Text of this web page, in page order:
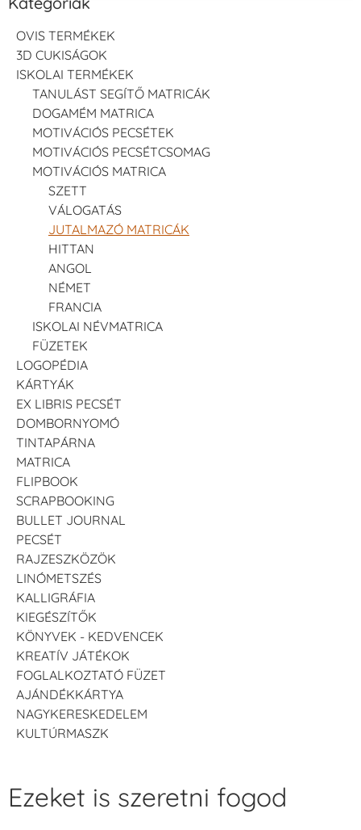
OVIS TERMÉKEK
3D CUKISÁGOK
ISKOLAI TERMÉKEK
TANULÁST SEGÍTŐ MATRICÁK
DOGAMÉM MATRICA
MOTIVÁCIÓS PECSÉTEK
MOTIVÁCIÓS PECSÉTCSOMAG
MOTIVÁCIÓS MATRICA
SZETT
VÁLOGATÁS
JUTALMAZÓ MATRICÁK
HITTAN
ANGOL
NÉMET
FRANCIA
ISKOLAI NÉVMATRICA
FÜZETEK
LOGOPÉDIA
KÁRTYÁK
EX LIBRIS PECSÉT
DOMBORNYOMÓ
TINTAPÁRNA
MATRICA
FLIPBOOK
SCRAPBOOKING
BULLET JOURNAL
PECSÉT
RAJZESZKÖZÖK
LINÓMETSZÉS
KALLIGRÁFIA
KIEGÉSZÍTŐK
KÖNYVEK - KEDVENCEK
KREATÍV JÁTÉKOK
FOGLALKOZTATÓ FÜZET
AJÁNDÉKKÁRTYA
NAGYKERESKEDELEM
KULTÚRMASZK
Ezeket is szeretni fogod